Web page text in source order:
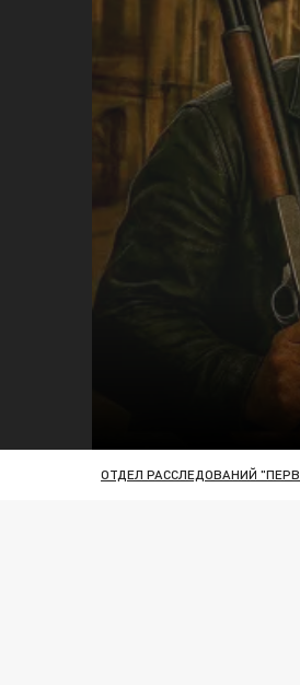
ОТДЕЛ РАССЛЕДОВАНИЙ